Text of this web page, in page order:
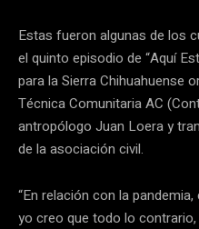
Estas fueron algunas de los
el quinto episodio de “Aquí
para la Sierra Chihuahuense
Técnica Comunitaria AC
antropólogo Juan Loera y
de la asociación civil.
“En relación con la
yo creo que todo lo